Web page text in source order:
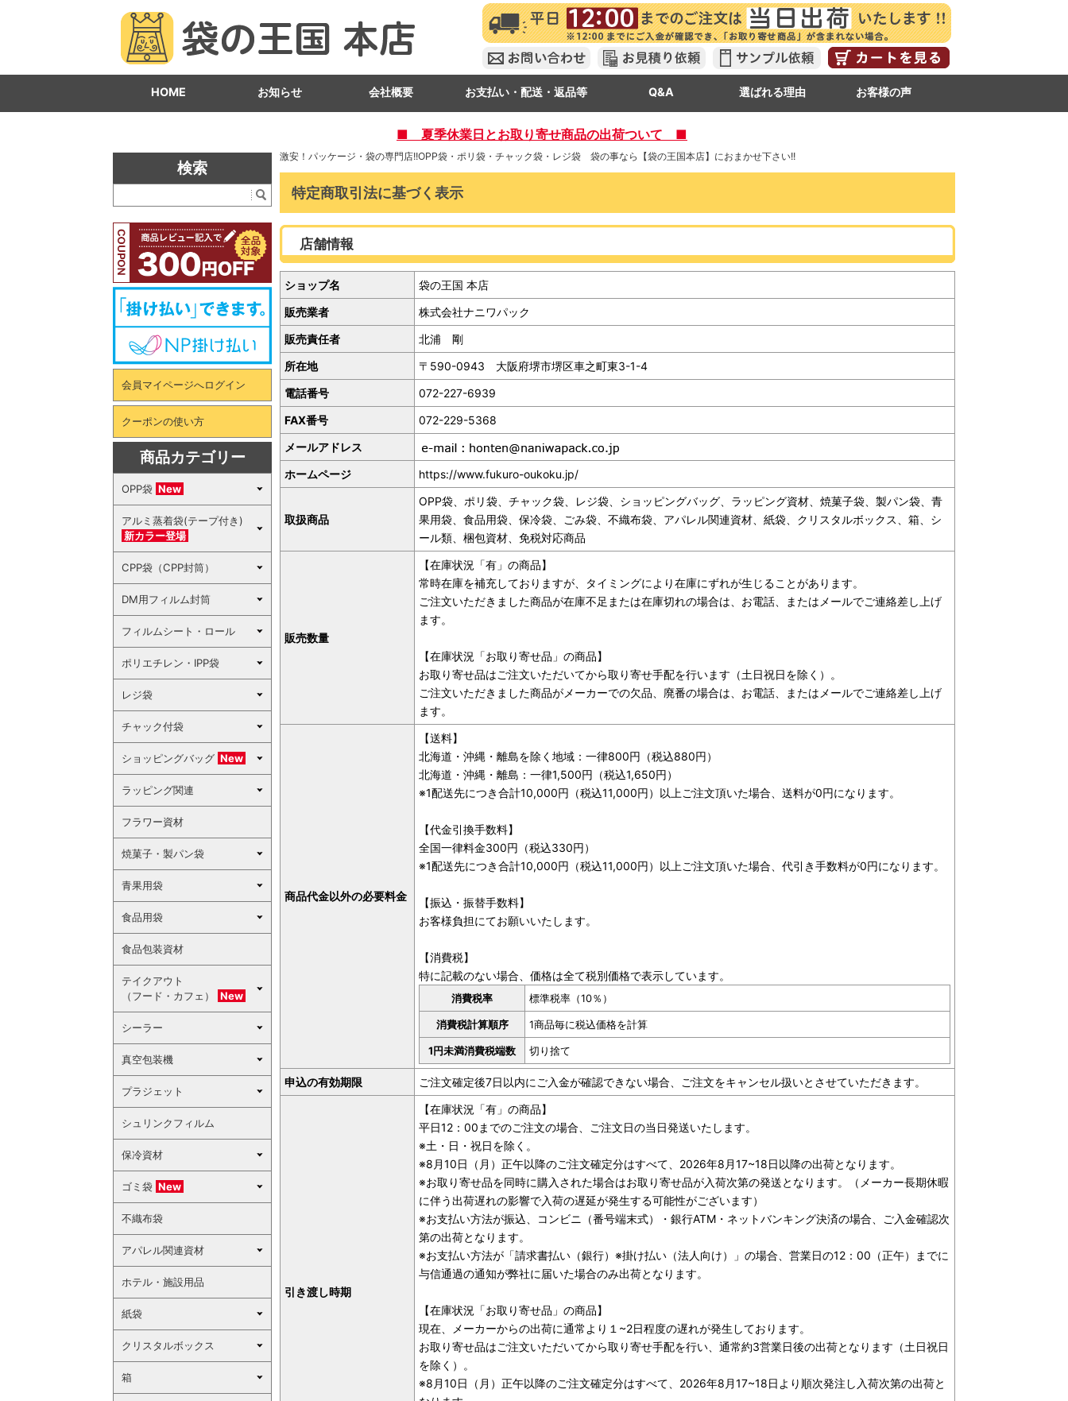
HOME お知らせ 会社概要 お支払い・配送・返品等 Q&A 選ばれる理由 お客様の声
■ 夏季休業日とお取り寄せ商品の出荷ついて ■
激安！パッケージ・袋の専門店!!OPP袋・ポリ袋・チャック袋・レジ袋 袋の事なら【袋の王国本店】におまかせ下さい!!
特定商取引法に基づく表示
店舗情報
ショップ名
袋の王国 本店
販売業者
株式会社ナニワパック
販売責任者
北浦 剛
所在地
〒590-0943 大阪府堺市堺区車之町東3-1-4
電話番号
072-227-6939
FAX番号
072-229-5368
メールアドレス
ホームページ
https://www.fukuro-oukoku.jp/
取扱商品
OPP袋、ポリ袋、チャック袋、レジ袋、ショッピングバッグ、ラッピング資材、焼菓子袋、製パン袋、青
果用袋、食品用袋、保冷袋、ごみ袋、不織布袋、アパレル関連資材、紙袋、クリスタルボックス、箱、シ
ール類、梱包資材、免税対応商品
販売数量
【在庫状況「有」の商品】
常時在庫を補充しておりますが、タイミングにより在庫にずれが生じることがあります。
ご注文いただきました商品が在庫不足または在庫切れの場合は、お電話、またはメールでご連絡差し上げ
ます。
【在庫状況「お取り寄せ品」の商品】
お取り寄せ品はご注文いただいてから取り寄せ手配を行います（土日祝日を除く）。
ご注文いただきました商品がメーカーでの欠品、廃番の場合は、お電話、またはメールでご連絡差し上げ
ます。
商品代金以外の必要料金
【送料】
北海道・沖縄・離島を除く地域：一律800円（税込880円）
北海道・沖縄・離島：一律1,500円（税込1,650円）
※1配送先につき合計10,000円（税込11,000円）以上ご注文頂いた場合、送料が0円になります。
【代金引換手数料】
全国一律料金300円（税込330円）
※1配送先につき合計10,000円（税込11,000円）以上ご注文頂いた場合、代引き手数料が0円になります。
【振込・振替手数料】
お客様負担にてお願いいたします。
【消費税】
特に記載のない場合、価格は全て税別価格で表示しています。
消費税率 標準税率（10％）
消費税計算順序 1商品毎に税込価格を計算
1円未満消費税端数 切り捨て
申込の有効期限 ご注文確定後7日以内にご入金が確認できない場合、ご注文をキャンセル扱いとさせていただきます。
引き渡し時期
【在庫状況「有」の商品】
平日12：00までのご注文の場合、ご注文日の当日発送いたします。
※土・日・祝日を除く。
※8月10日（月）正午以降のご注文確定分はすべて、2026年8月17~18日以降の出荷となります。
※お取り寄せ品を同時に購入された場合はお取り寄せ品が入荷次第の発送となります。（メーカー長期休暇
に伴う出荷遅れの影響で入荷の遅延が発生する可能性がございます）
※お支払い方法が振込、コンビニ（番号端末式）・銀行ATM・ネットバンキング決済の場合、ご入金確認次
第の出荷となります。
※お支払い方法が「請求書払い（銀行）※掛け払い（法人向け）」の場合、営業日の12：00（正午）までに
与信通過の通知が弊社に届いた場合のみ出荷となります。
【在庫状況「お取り寄せ品」の商品】
現在、メーカーからの出荷に通常より１~2日程度の遅れが発生しております。
お取り寄せ品はご注文いただいてから取り寄せ手配を行い、通常約3営業日後の出荷となります（土日祝日
を除く）。
※8月10日（月）正午以降のご注文確定分はすべて、2026年8月17~18日より順次発注し入荷次第の出荷と
検索
会員マイページへログイン
クーポンの使い方
商品カテゴリー
OPP袋 New
アルミ蒸着袋(テープ付き)
新カラー登場
CPP袋（CPP封筒）
DM用フィルム封筒
フィルムシート・ロール
ポリエチレン・IPP袋
レジ袋
チャック付袋
ショッピングバッグ New
ラッピング関連
フラワー資材
焼菓子・製パン袋
青果用袋
食品用袋
食品包装資材
テイクアウト
（フード・カフェ）
New
シーラー
真空包装機
プラジェット
シュリンクフィルム
保冷資材
ゴミ袋 New
不織布袋
アパレル関連資材
ホテル・施設用品
紙袋
クリスタルボックス
箱